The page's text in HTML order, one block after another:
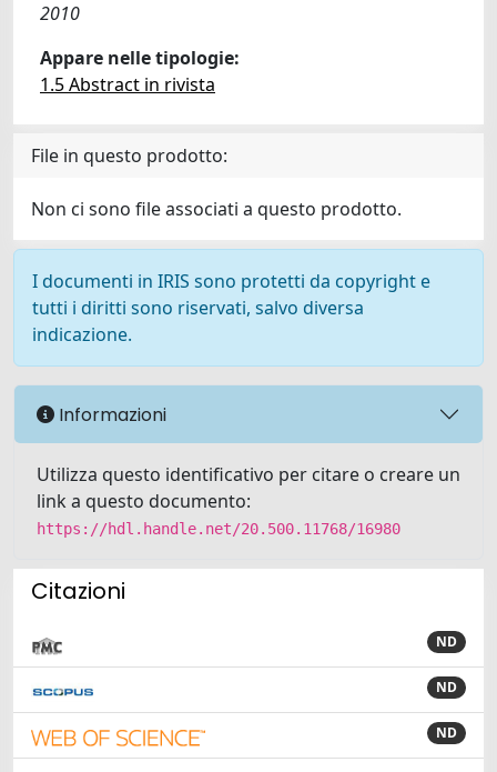
2010
Appare nelle tipologie:
1.5 Abstract in rivista
File in questo prodotto:
Non ci sono file associati a questo prodotto.
I documenti in IRIS sono protetti da copyright e
tutti i diritti sono riservati, salvo diversa
indicazione.
Informazioni
Utilizza questo identificativo per citare o creare un
link a questo documento:
https://hdl.handle.net/20.500.11768/16980
Citazioni
ND
ND
ND